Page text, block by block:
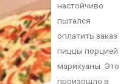
настойчиво
пытался
оплатить заказ
пиццы порцией
марихуаны. Это
произошло в